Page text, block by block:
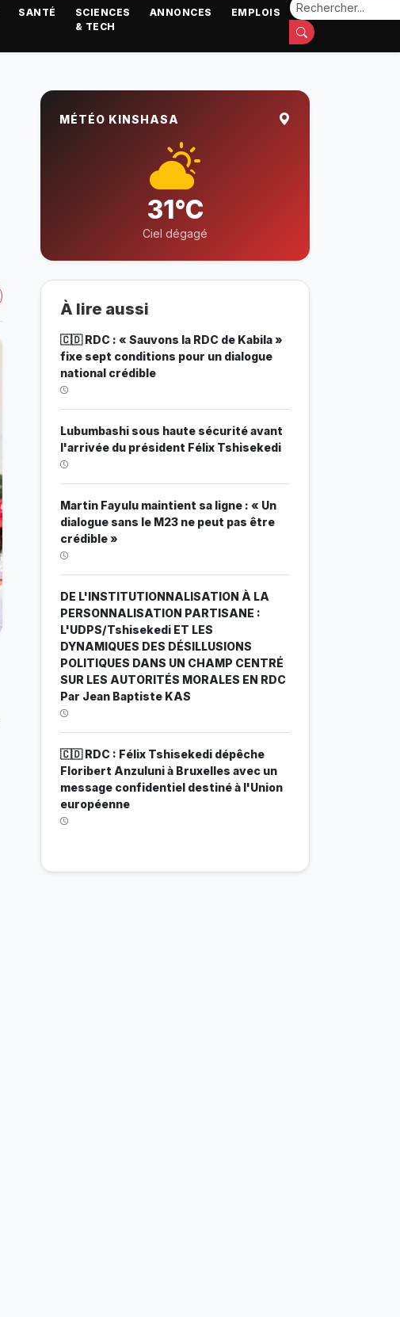
SANTÉ
SCIENCES
& TECH
ANNONCES EMPLOIS
MÉTÉO KINSHASA
31°C
Ciel dégagé
À lire aussi
🇨🇩 RDC : « Sauvons la RDC de Kabila »
fixe sept conditions pour un dialogue
national crédible
Lubumbashi sous haute sécurité avant
l'arrivée du président Félix Tshisekedi
Martin Fayulu maintient sa ligne : « Un
dialogue sans le M23 ne peut pas être
crédible »
DE L'INSTITUTIONNALISATION À LA
PERSONNALISATION PARTISANE :
L'UDPS/Tshisekedi ET LES
DYNAMIQUES DES DÉSILLUSIONS
POLITIQUES DANS UN CHAMP CENTRÉ
SUR LES AUTORITÉS MORALES EN RDC
Par Jean Baptiste KAS
🇨🇩 RDC : Félix Tshisekedi dépêche
Floribert Anzuluni à Bruxelles avec un
message confidentiel destiné à l'Union
européenne